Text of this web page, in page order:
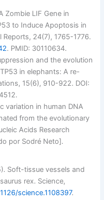
Zombie LIF Gene in
to Induce Apoptosis in
Reports, 24(7), 1765-1776.
. PMID: 30110634.
and the evolution
in elephants: A re-
, 15(6), 910-922. DOI:
variation in human DNA
from the evolutionary
Acids Research
por Sodré Neto].
Soft-tissue vessels and
rex. Science,
science.1108397.